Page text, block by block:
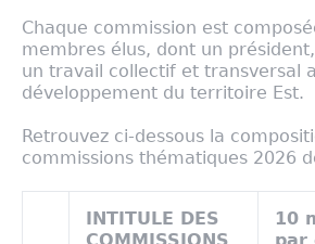
Chaque commission est
membres élus, dont un
un travail collectif et transversal
développement du territoire Est.
Retrouvez ci-dessous la
commissions thématiques 2026
INTITULE DES
COMMISSIONS
10
par